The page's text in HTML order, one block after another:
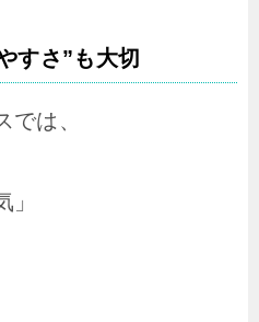
すさ”も大切
は、
」